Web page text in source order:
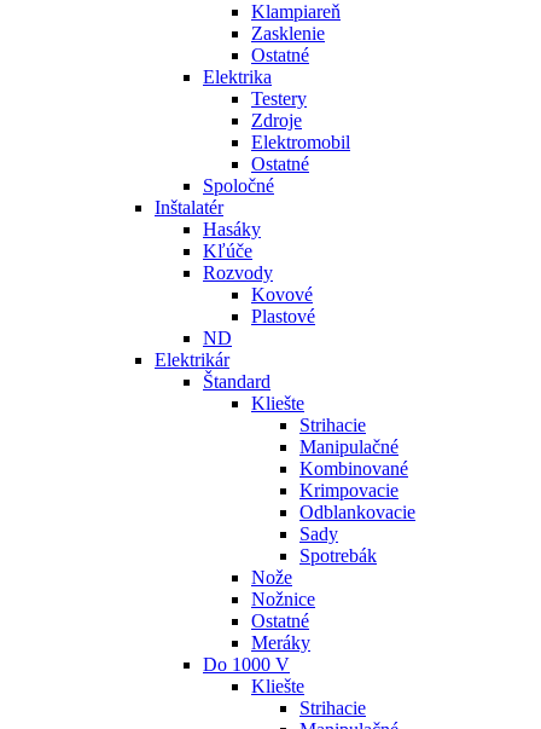
Klampiareň
Zasklenie
Ostatné
Elektrika
Testery
Zdroje
Elektromobil
Ostatné
Spoločné
Inštalatér
Hasáky
Kľúče
Rozvody
Kovové
Plastové
ND
Elektrikár
Štandard
Kliešte
Strihacie
Manipulačné
Kombinované
Krimpovacie
Odblankovacie
Sady
Spotrebák
Nože
Nožnice
Ostatné
Meráky
Do 1000 V
Kliešte
Strihacie